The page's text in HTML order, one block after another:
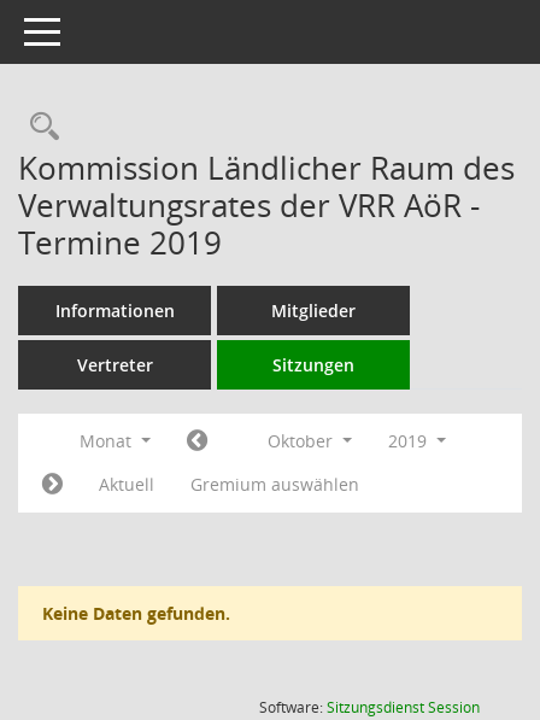
Toggle navigation
Rechercheauswahl
Kommission Ländlicher Raum des
Verwaltungsrates der VRR AöR -
Termine 2019
Informationen Mitglieder
Vertreter Sitzungen
Monat Oktober
2019
Aktuell
Gremium auswählen
Keine Daten gefunden.
Software:SitzungsdienstSession(Wird in